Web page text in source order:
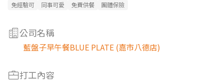
免經驗可 同事可愛 免費供餐 團體保險
公司名稱
藍盤子早午餐BLUE PLATE (嘉市八德店)
打工內容